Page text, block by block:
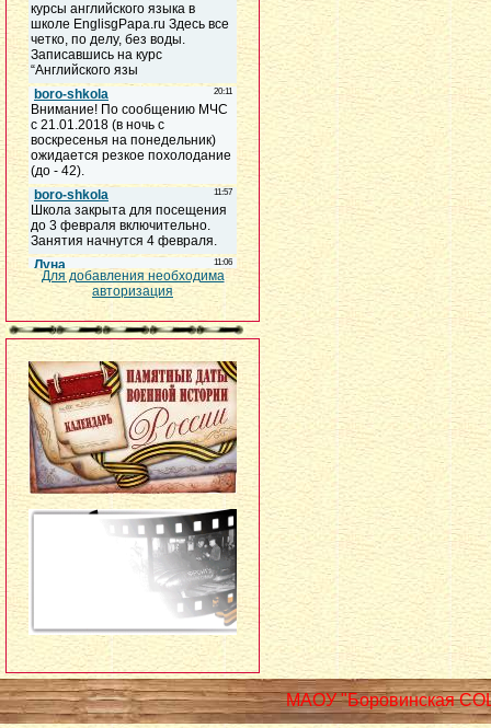
Для добавления необходима
авторизация
МАОУ "Боровинская